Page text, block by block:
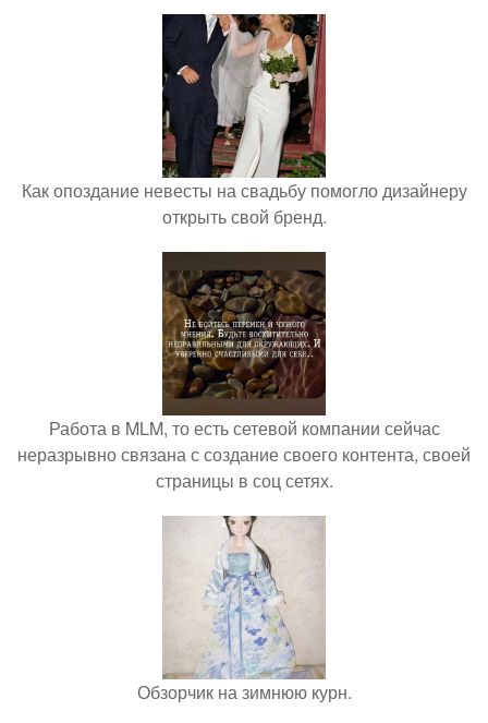
Как опоздание невесты на свадьбу помогло дизайнеру
открыть свой бренд.
Работа в MLM, то есть сетевой компании сейчас
неразрывно связана с создание своего контента, своей
страницы в соц сетях.
Обзорчик на зимнюю курн.